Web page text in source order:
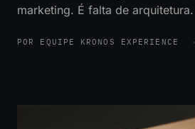
marketing. É falta de arquitetura.
POR EQUIPE KRONOS EXPERIENCE ·